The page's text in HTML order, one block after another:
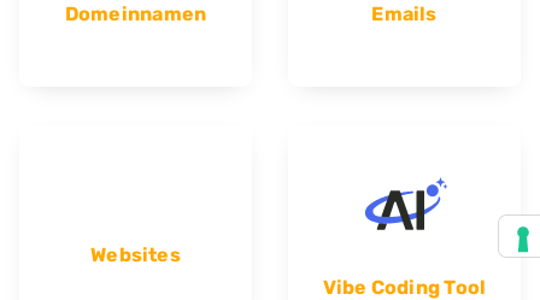
Domeinnamen Emails
Websites
Vibe Coding Tool